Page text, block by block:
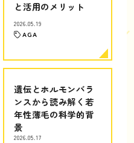
と活用のメリット
2026.05.19
AGA
遺伝とホルモンバラ
ンスから読み解く若
年性薄毛の科学的背
景
2026.05.17